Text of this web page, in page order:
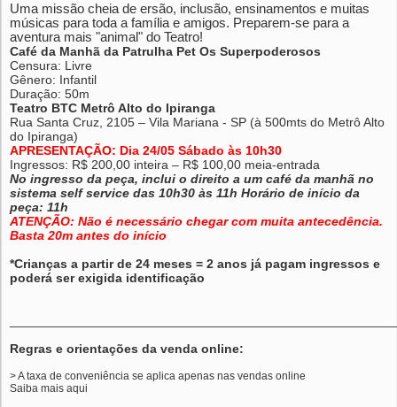
Uma missão cheia de ersão, inclusão, ensinamentos e muitas
músicas para toda a família e amigos. Preparem-se para a
aventura mais "animal" do Teatro!
Café da Manhã da Patrulha Pet Os Superpoderosos
Censura: Livre
Gênero: Infantil
Duração: 50m
Teatro BTC Metrô Alto do Ipiranga
Rua Santa Cruz, 2105 – Vila Mariana - SP (à 500mts do Metrô Alto
do Ipiranga)
APRESENTAÇÃO: Dia 24/05 Sábado às 10h30
Ingressos: R$ 200,00 inteira – R$ 100,00 meia-entrada
No ingresso da peça, inclui o direito a um café da manhã no
sistema self service das 10h30 às 11h Horário de início da
peça: 11h
ATENÇÃO: Não é necessário chegar com muita antecedência.
Basta 20m antes do início
*Crianças a partir de 24 meses = 2 anos já pagam ingressos e
poderá ser exigida identificação
Regras e orientações da venda online:
> A taxa de conveniência se aplica apenas nas vendas online
Saiba mais aqui